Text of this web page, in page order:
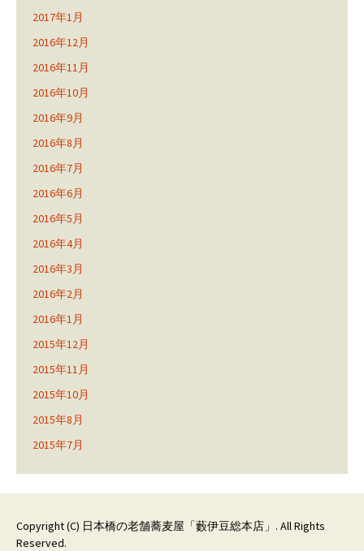
2017年1月
2016年12月
2016年11月
2016年10月
2016年9月
2016年8月
2016年7月
2016年6月
2016年5月
2016年4月
2016年3月
2016年2月
2016年1月
2015年12月
2015年11月
2015年10月
2015年8月
2015年7月
Copyright (C) 日本橋の老舗蕎麦屋「藪伊豆総本店」 . All Rights
Reserved.